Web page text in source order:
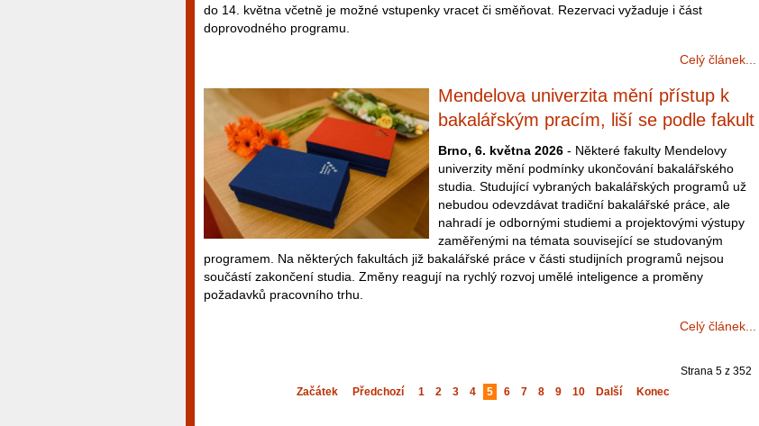
do 14. května včetně je možné vstupenky vracet či směňovat. Rezervaci vyžaduje i část
doprovodného programu.
Celý článek...
Mendelova univerzita mění přístup k
bakalářským pracím, liší se podle fakult
Brno, 6. května 2026 - Některé fakulty Mendelovy
univerzity mění podmínky ukončování bakalářského
studia. Studující vybraných bakalářských programů už
nebudou odevzdávat tradiční bakalářské práce, ale
nahradí je odbornými studiemi a projektovými výstupy
zaměřenými na témata související se studovaným
programem. Na některých fakultách již bakalářské práce v části studijních programů nejsou
součástí zakončení studia. Změny reagují na rychlý rozvoj umělé inteligence a proměny
požadavků pracovního trhu.
Celý článek...
Strana 5 z 352
Začátek
Předchozí 1 2 3 4 5 6 7 8 9 10 Další Konec